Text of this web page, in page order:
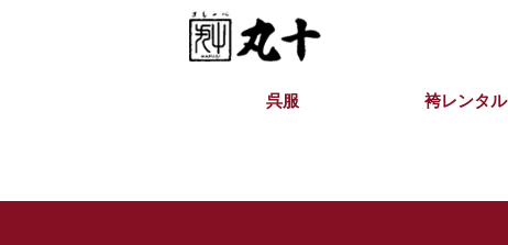
呉服 袴レンタル